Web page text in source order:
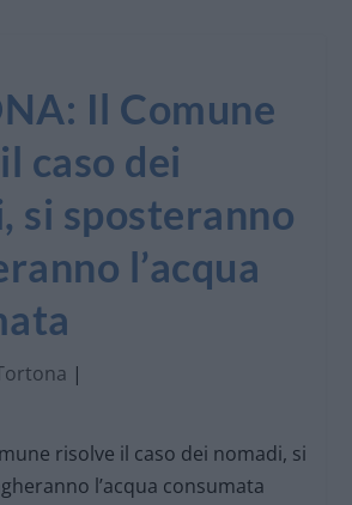
Il Comune
caso dei
si sposteranno
l’acqua
|